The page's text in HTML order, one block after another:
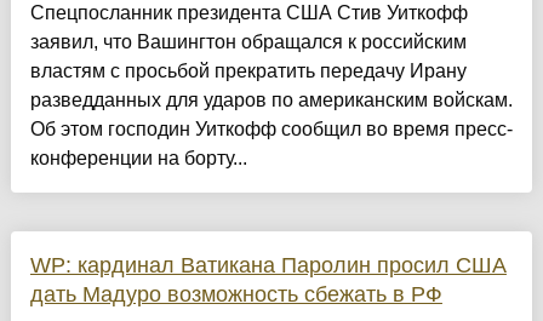
Спецпосланник президента США Стив Уиткофф
заявил, что Вашингтон обращался к российским
властям с просьбой прекратить передачу Ирану
разведданных для ударов по американским войскам.
Об этом господин Уиткофф сообщил во время пресс-
конференции на борту...
WP: кардинал Ватикана Паролин просил США
дать Мадуро возможность сбежать в РФ